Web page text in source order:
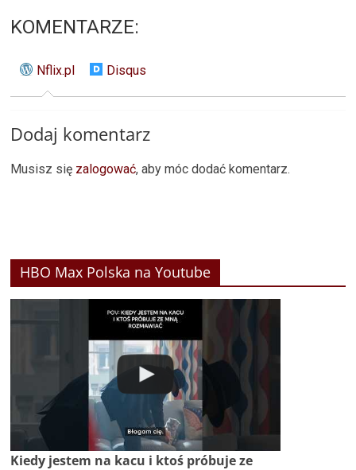
KOMENTARZE:
Nflix.pl Disqus
Dodaj komentarz
Musisz się zalogować, aby móc dodać komentarz.
HBO Max Polska na Youtube
Kiedy jestem na kacu i ktoś próbuje ze